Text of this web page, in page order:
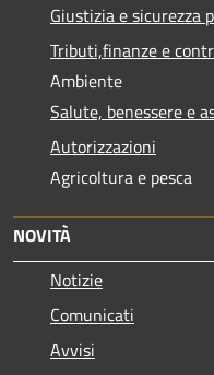
Giustizia e sicurezza
Tributi,finanze e
Ambiente
Salute, benessere e
Autorizzazioni
Agricoltura e pesca
NOVITÀ
Notizie
Comunicati
Avvisi